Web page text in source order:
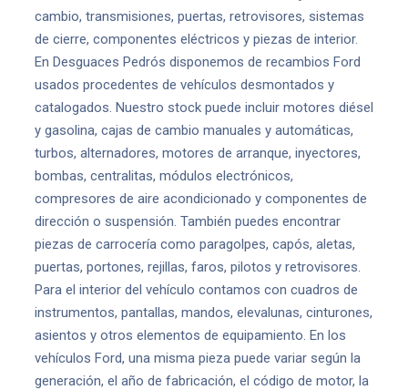
cambio, transmisiones, puertas, retrovisores, sistemas
de cierre, componentes eléctricos y piezas de interior.
En Desguaces Pedrós disponemos de recambios Ford
usados procedentes de vehículos desmontados y
catalogados. Nuestro stock puede incluir motores diésel
y gasolina, cajas de cambio manuales y automáticas,
turbos, alternadores, motores de arranque, inyectores,
bombas, centralitas, módulos electrónicos,
compresores de aire acondicionado y componentes de
dirección o suspensión. También puedes encontrar
piezas de carrocería como paragolpes, capós, aletas,
puertas, portones, rejillas, faros, pilotos y retrovisores.
Para el interior del vehículo contamos con cuadros de
instrumentos, pantallas, mandos, elevalunas, cinturones,
asientos y otros elementos de equipamiento. En los
vehículos Ford, una misma pieza puede variar según la
generación, el año de fabricación, el código de motor, la